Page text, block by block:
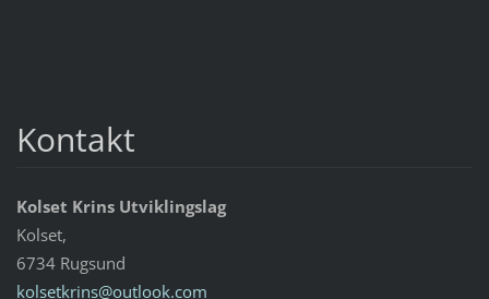
Kontakt
Kolset Krins Utviklingslag
Kolset,
6734 Rugsund
kolsetkrins@outlook.com